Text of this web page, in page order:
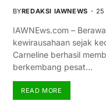
BYREDAKSI IAWNEWS 25
IAWNEws.com –
kewirausahaan sejak
Carneline berhasil
berkembang pesat…
READ MORE